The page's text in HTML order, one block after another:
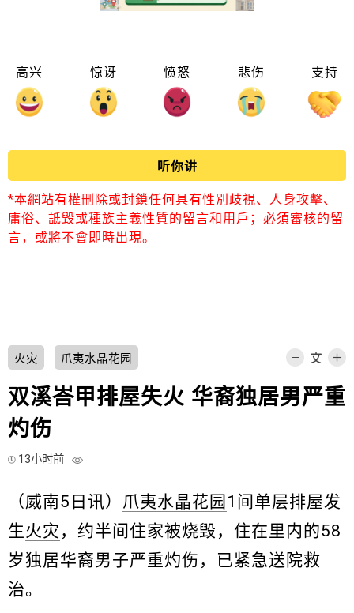
高兴 惊讶 愤怒 悲伤 支持
听你讲
*本網站有權刪除或封鎖任何具有性別歧視、人身攻擊、
庸俗、詆毀或種族主義性質的留言和用戶；必須審核的留
言，或將不會即時出現。
火灾 爪夷水晶花园
双溪峇甲排屋失火 华裔独居男严重
灼伤
13小时前
（威南5日讯） 爪夷水晶花园 1间单层排屋发
生 火灾 ，约半间住家被烧毁，住在里内的58
岁独居华裔男子严重灼伤，已紧急送院救
治。